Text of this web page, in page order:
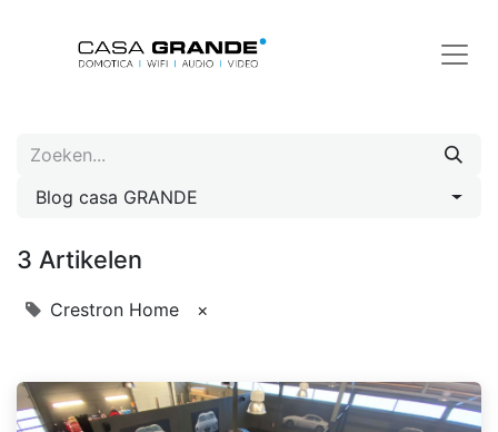
Blog casa GRANDE
3 Artikelen
Crestron Home ×